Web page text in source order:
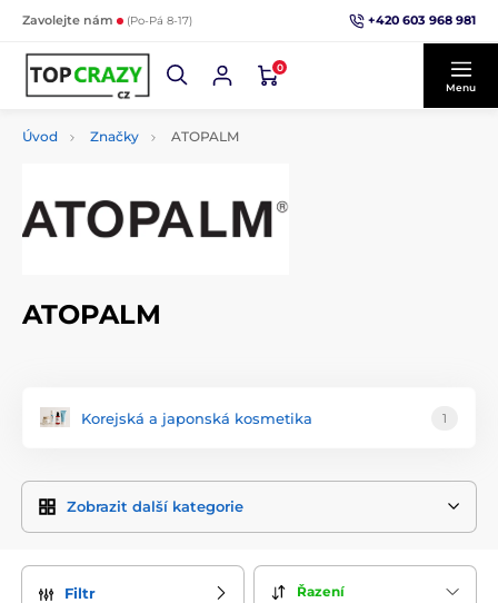
Zavolejte nám (Po-Pá 8-17) +420 603 968 981
0
Menu
Úvod Značky ATOPALM
ATOPALM
Korejská a japonská kosmetika 1
Zobrazit další kategorie
Filtr Řazení